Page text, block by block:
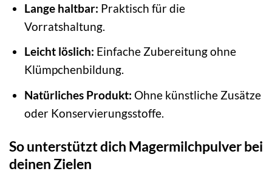
Lange haltbar: Praktisch für die
Vorratshaltung.
Leicht löslich: Einfache Zubereitung ohne
Klümpchenbildung.
Natürliches Produkt: Ohne künstliche Zusätze
oder Konservierungsstoffe.
So unterstützt dich Magermilchpulver bei
deinen Zielen